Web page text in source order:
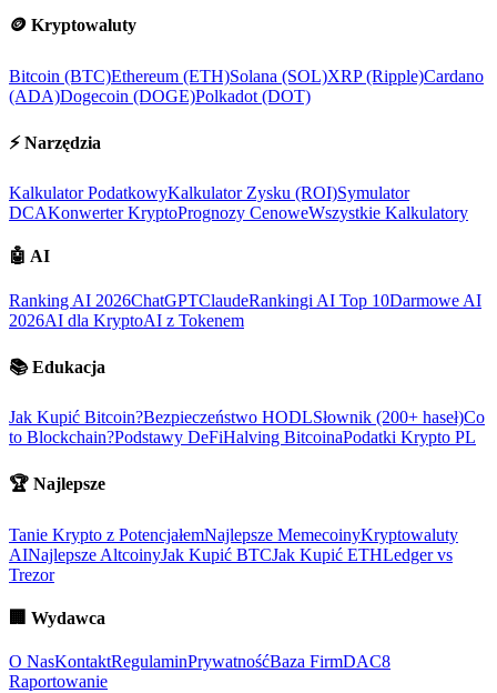
🪙 Kryptowaluty
Bitcoin (BTC)Ethereum (ETH)Solana (SOL)XRP (Ripple)Cardano
(ADA)Dogecoin (DOGE)Polkadot (DOT)
⚡ Narzędzia
Kalkulator PodatkowyKalkulator Zysku (ROI)Symulator
DCAKonwerter KryptoPrognozy CenoweWszystkie Kalkulatory
🤖 AI
Ranking AI 2026ChatGPTClaudeRankingi AI Top 10Darmowe AI
2026AI dla KryptoAI z Tokenem
📚 Edukacja
Jak Kupić Bitcoin?Bezpieczeństwo HODLSłownik (200+ haseł)Co
to Blockchain?Podstawy DeFiHalving BitcoinaPodatki Krypto PL
🏆 Najlepsze
Tanie Krypto z PotencjałemNajlepsze MemecoinyKryptowaluty
AINajlepsze AltcoinyJak Kupić BTCJak Kupić ETHLedger vs
Trezor
🏢 Wydawca
O NasKontaktRegulaminPrywatnośćBaza FirmDAC8
Raportowanie